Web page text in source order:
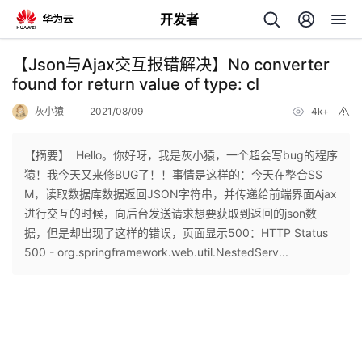
开发者
返
回
个
人
我
【Json与Ajax交互报错解决】No converter
found for return value of type: cl
灰小猿 2021/08/09 4k+
【摘要】 ​ Hello。你好呀，我是灰小猿，一个超会写bug的程序
猿！我今天又来修BUG了！！​事情是这样的：今天在整合SS
M，读取数据库数据返回JSON字符串，并传递给前端界面Ajax
进行交互的时候，向后台发送请求想要获取到返回的json数
据，但是却出现了这样的错误，页面显示500：​HTTP Status
500 - org.springframework.web.util.NestedServ...